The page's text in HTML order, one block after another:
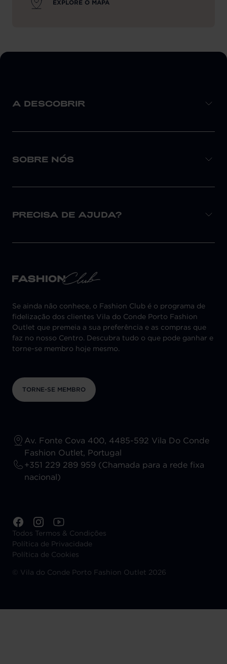
EXPLORE O MAPA
A DESCOBRIR
SOBRE NÓS
PRECISA DE AJUDA?
Se ainda não conhece, o Fashion Club é o programa de
fidelização dos clientes Vila do Conde Porto Fashion
Outlet que premeia a sua preferência e as compras que
faz no nosso Centro. Descubra tudo o que pode ganhar e
torne-se membro hoje mesmo.
TORNE-SE MEMBRO
Av. Fonte Cova 400, 4485-592 Vila Do Conde
Fashion Outlet, Portugal
+351 229 289 959 (Chamada para a rede fixa
nacional)
Todos Termos & Condições
Política de Privacidade
Política de Cookies
© Vila do Conde Porto Fashion Outlet 2026